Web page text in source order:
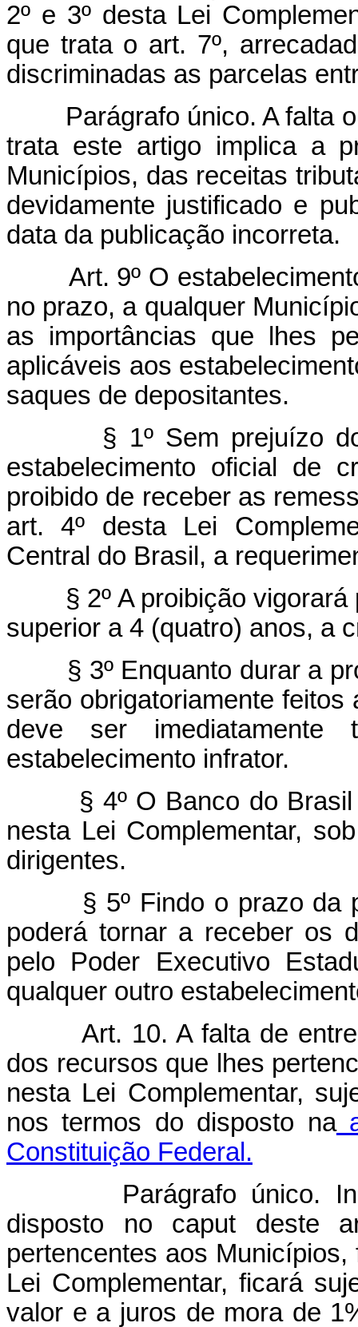
2º e 3º desta Lei
que trata o art. 7º,
discriminadas as parcelas
Parágrafo único. A falta
trata este artigo implica a
Municípios, das receitas
devidamente justificado e
data da publicação incorreta.
Art. 9º O
no prazo, a qualquer
as importâncias que lhes
aplicáveis aos
saques de depositantes.
§ 1º Sem prejuízo
estabelecimento oficial de
proibido de receber as
art. 4º desta Lei
Central do Brasil, a
§ 2º A proibição
superior a 4 (quatro) anos, a
§ 3º Enquanto durar a
serão obrigatoriamente
deve ser
estabelecimento infrator.
§ 4º O Banco do
nesta Lei Complementar,
dirigentes.
§ 5º Findo o prazo da
poderá tornar a receber os
pelo Poder Executivo
qualquer outro
Art. 10. A falta de
dos recursos que lhes
nesta Lei Complementar,
nos termos do disposto na
Constituição Federal.
Parágrafo único.
disposto no caput deste
pertencentes aos
Lei Complementar, ficará
valor e a juros de mora de